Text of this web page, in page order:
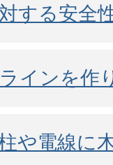
する安全
インを作
や電線に